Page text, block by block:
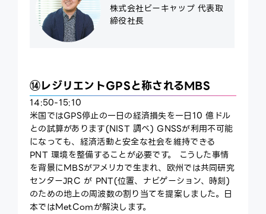
株式会社ビーキャップ 代表取
締役社長
⑭レジリエントGPSと称されるMBS
14:50-15:10
米国ではGPS停止の一日の経済損失を一日10 億ドル
との試算があります(NIST 調べ) GNSSが利用不可能
になっても、経済活動と安全な社会を維持できる
PNT 環境を整備することが必要です。 こうした事情
を背景にMBSがアメリカで生まれ、欧州では共同研究
センターJRC が PNT(位置、ナビゲーション、時刻)
のための地上の周波数の割り当てを提案しました。日
本ではMetComが解決します。